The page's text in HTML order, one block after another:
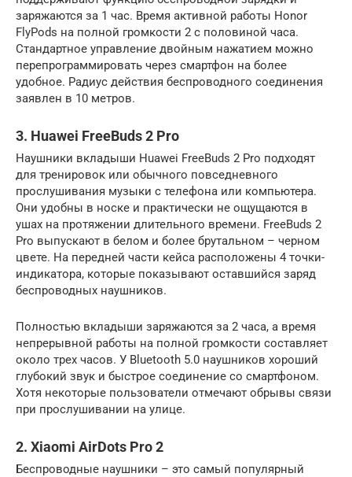
заряжаются за 1 час. Время активной работы Honor
FlyPods на полной громкости 2 с половиной часа.
Стандартное управление двойным нажатием можно
перепрограммировать через смартфон на более
удобное. Радиус действия беспроводного соединения
заявлен в 10 метров.
3. Huawei FreeBuds 2 Pro
Наушники вкладыши Huawei FreeBuds 2 Pro подходят
для тренировок или обычного повседневного
прослушивания музыки с телефона или компьютера.
Они удобны в носке и практически не ощущаются в
ушах на протяжении длительного времени. FreeBuds 2
Pro выпускают в белом и более брутальном – черном
цвете. На передней части кейса расположены 4 точки-
индикатора, которые показывают оставшийся заряд
беспроводных наушников.
Полностью вкладыши заряжаются за 2 часа, а время
непрерывной работы на полной громкости составляет
около трех часов. У Bluetooth 5.0 наушников хороший
глубокий звук и быстрое соединение со смартфоном.
Хотя некоторые пользователи отмечают обрывы связи
при прослушивании на улице.
2. Xiaomi AirDots Pro 2
Беспроводные наушники – это самый популярный